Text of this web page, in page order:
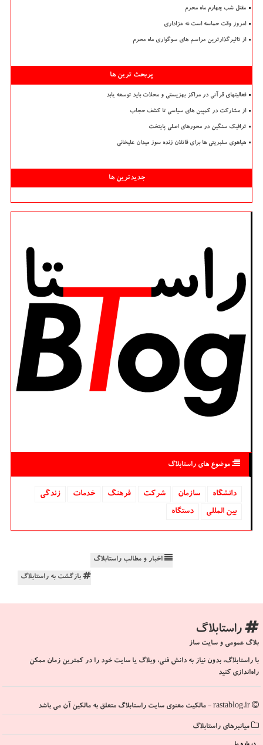
مقتل شب چهارم ماه محرم
امروز وقت حماسه است نه عزاداری
از تاثیرگذارترین مراسم های سوگواری ماه محرم
پربحث ترین ها
فعالیتهای قرآنی در مراکز بهزیستی و محلات باید توسعه یابد
از مشارکت در کمپین های سیاسی تا کشف حجاب
ترافیک سنگین در محورهای اصلی پایتخت
هیاهوی سلبریتی ها برای قاتلان زنده سوز میدان علیخانی
جدیدترین ها
موضوع های راستابلاگ
دانشگاه‌ سازمان شركت فرهنگ خدمات
زندگی
بین المللی
دستگاه
اخبار و مطالب راستابلاگ
بازگشت به راستابلاگ
راستابلاگ
بلاگ عمومی و سایت ساز
با راستابلاگ، بدون نیاز به دانش فنی، وبلاگ یا سایت خود را در کمترین زمان ممکن
راه‌اندازی کنید
میانبرهای راستابلاگ